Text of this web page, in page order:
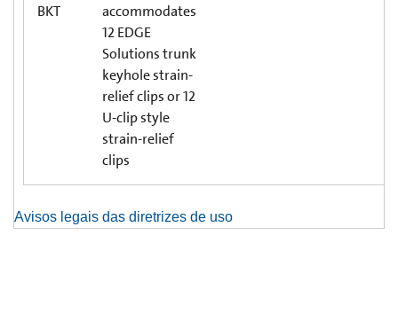
BKT
accommodates
12 EDGE
Solutions trunk
keyhole strain-
relief clips or 12
U-clip style
strain-relief
clips
Avisos legais das diretrizes de uso